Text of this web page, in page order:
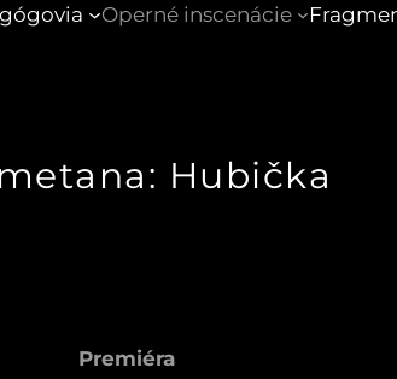
Operné inscenácie
Hubička
Premiéra